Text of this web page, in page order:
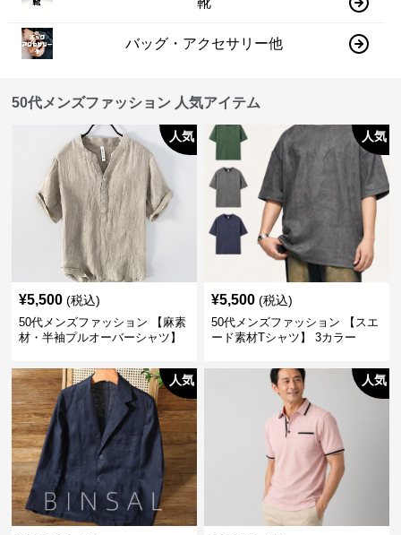
バッグ・アクセサリー他
50代メンズファッション 人気アイテム
人気
¥5,500 (税込)
50代メンズファッション 【麻素
材・半袖プルオーバーシャツ】
人気
¥5,500 (税込)
50代メンズファッション 【スエ
ード素材Tシャツ】 3カラー
人気 人気